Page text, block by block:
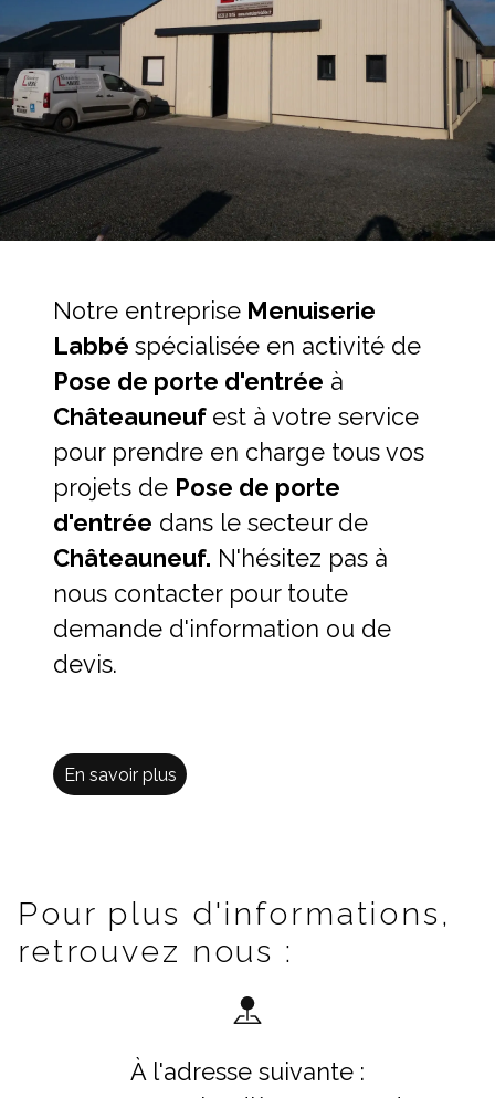
Notre entreprise Menuiserie
Labbé spécialisée en activité de
Pose de porte d'entrée à
Châteauneuf est à votre service
pour prendre en charge tous vos
projets de Pose de porte
d'entrée dans le secteur de
Châteauneuf. N'hésitez pas à
nous contacter pour toute
demande d'information ou de
devis.
En savoir plus
Pour plus d'informations,
retrouvez nous :
À l'adresse suivante :